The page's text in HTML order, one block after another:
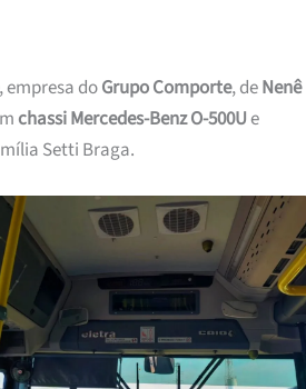
empresa doGrupo Comporte, deNenê
chassi Mercedes-Benz O-500Ue
Setti Braga.